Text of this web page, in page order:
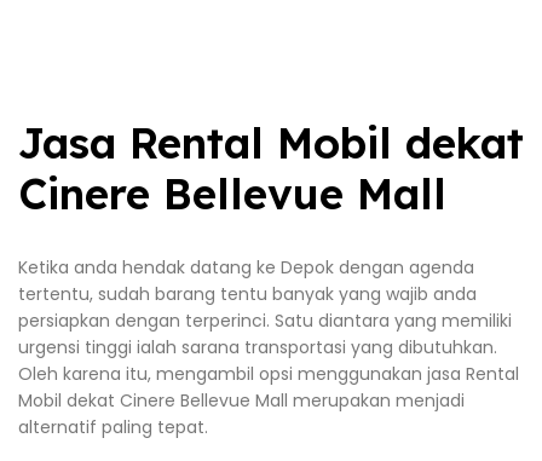
Jasa Rental Mobil dekat
Cinere Bellevue Mall
Ketika anda hendak datang ke Depok dengan agenda
tertentu, sudah barang tentu banyak yang wajib anda
persiapkan dengan terperinci. Satu diantara yang memiliki
urgensi tinggi ialah sarana transportasi yang dibutuhkan.
Oleh karena itu, mengambil opsi menggunakan jasa Rental
Mobil dekat Cinere Bellevue Mall merupakan menjadi
alternatif paling tepat.